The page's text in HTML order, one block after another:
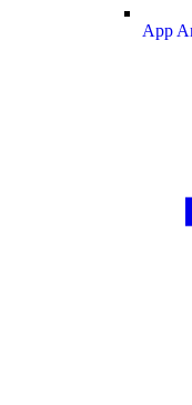
App